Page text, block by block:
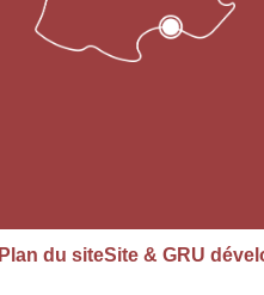
Plan du siteSite & GRU